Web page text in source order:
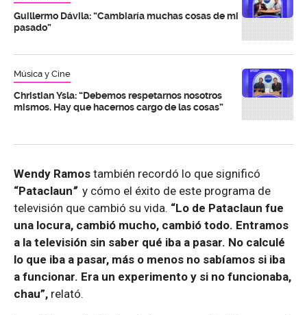
Guillermo Dávila: “Cambiaría muchas cosas de mi
pasado”
Música y Cine
Christian Ysla: “Debemos respetarnos nosotros
mismos. Hay que hacernos cargo de las cosas”
Wendy Ramos también recordó lo que significó
“Pataclaun” y cómo el éxito de este programa de
televisión que cambió su vida. “Lo de Pataclaun fue
una locura, cambió mucho, cambió todo. Entramos
a la televisión sin saber qué iba a pasar. No calculé
lo que iba a pasar, más o menos no sabíamos si iba
a funcionar. Era un experimento y si no funcionaba,
chau”, relató.